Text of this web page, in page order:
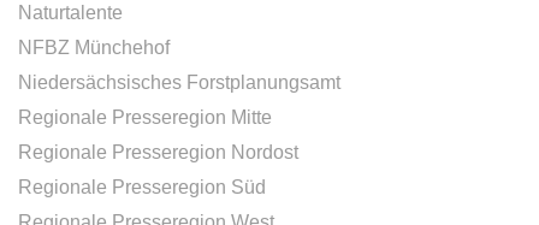
Naturtalente
NFBZ Münchehof
Niedersächsisches Forstplanungsamt
Regionale Presseregion Mitte
Regionale Presseregion Nordost
Regionale Presseregion Süd